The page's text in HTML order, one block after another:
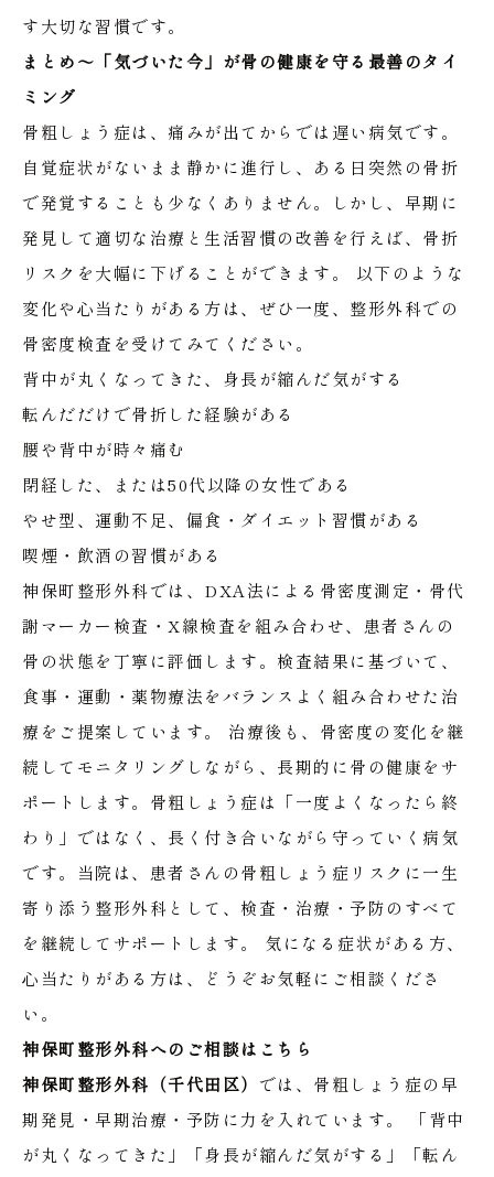
す大切な習慣です。
まとめ〜「気づいた今」が骨の健康を守る最善のタイ
ミング
骨粗しょう症は、痛みが出てからでは遅い病気です。
自覚症状がないまま静かに進行し、ある日突然の骨折
で発覚することも少なくありません。しかし、早期に
発見して適切な治療と生活習慣の改善を行えば、骨折
リスクを大幅に下げることができます。
以下のような
変化や心当たりがある方は、ぜひ一度、整形外科での
骨密度検査を受けてみてください。
背中が丸くなってきた、身長が縮んだ気がする
転んだだけで骨折した経験がある
腰や背中が時々痛む
閉経した、または50代以降の女性である
やせ型、運動不足、偏食・ダイエット習慣がある
喫煙・飲酒の習慣がある
神保町整形外科では、DXA法による骨密度測定・骨代
謝マーカー検査・X線検査を組み合わせ、患者さんの
骨の状態を丁寧に評価します。検査結果に基づいて、
食事・運動・薬物療法をバランスよく組み合わせた治
療をご提案しています。
治療後も、骨密度の変化を継
続してモニタリングしながら、長期的に骨の健康をサ
ポートします。骨粗しょう症は「一度よくなったら終
わり」ではなく、長く付き合いながら守っていく病気
です。当院は、患者さんの骨粗しょう症リスクに一生
寄り添う整形外科として、検査・治療・予防のすべて
を継続してサポートします。
気になる症状がある方、
心当たりがある方は、どうぞお気軽にご相談くださ
い。
神保町整形外科へのご相談はこちら
神保町整形外科（千代田区） では、骨粗しょう症の早
期発見・早期治療・予防に力を入れています。
「背中
が丸くなってきた」「身長が縮んだ気がする」「転ん